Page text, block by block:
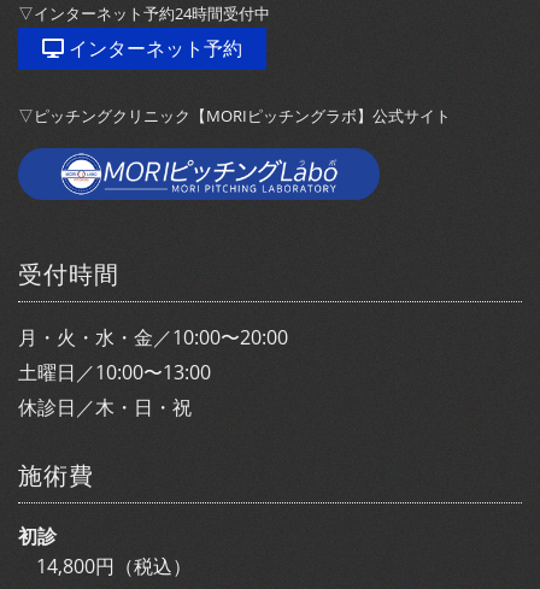
▽インターネット予約24時間受付中
インターネット予約
▽ピッチングクリニック【MORIピッチングラボ】公式サイト
受付時間
月・火・水・金／10:00〜20:00
土曜日／10:00〜13:00
休診日／木・日・祝
施術費
初診
14,800円（税込）